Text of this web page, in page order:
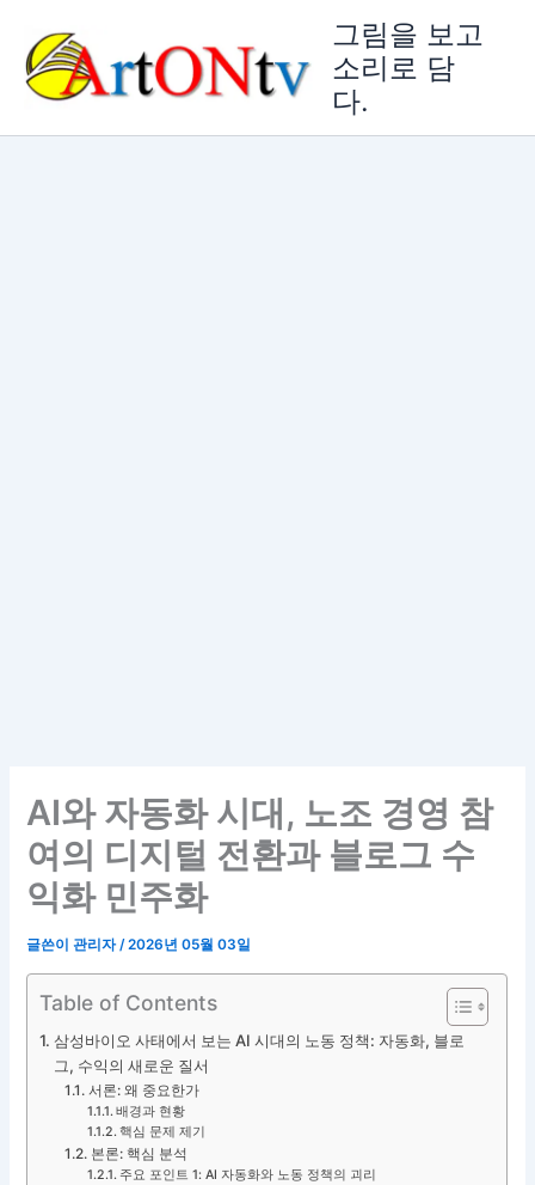
그림을 보고
소리로 담
다.
AI와 자동화 시대, 노조 경영 참
여의 디지털 전환과 블로그 수
익화 민주화
글쓴이관리자/2026년 05월 03일
Table of Contents
삼성바이오 사태에서 보는 AI 시대의 노동 정책: 자동화, 블로
그, 수익의 새로운 질서
서론: 왜 중요한가
배경과 현황
핵심 문제 제기
본론: 핵심 분석
주요 포인트 1: AI 자동화와 노동 정책의 괴리